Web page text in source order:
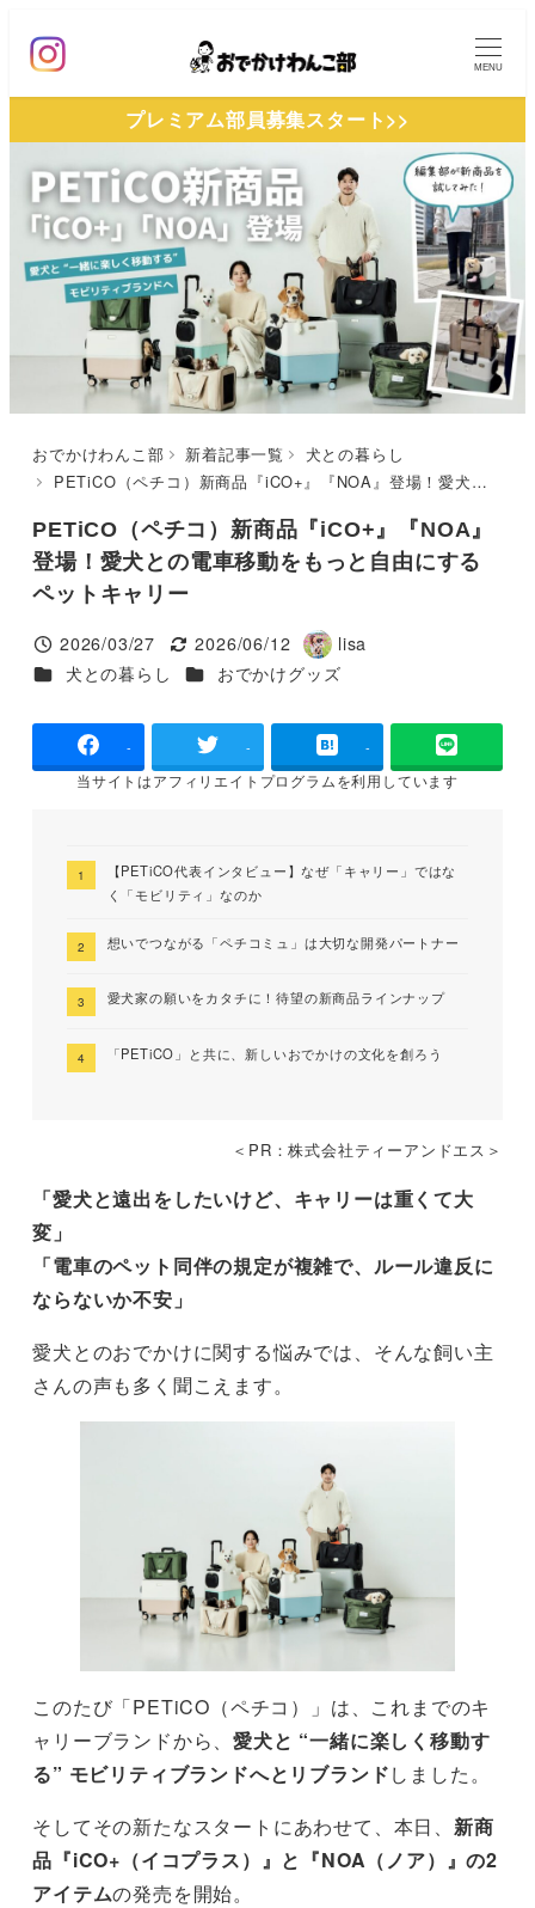
ン
ツ
動
MENU
プレミアム部員募集スタート>>
おでかけわんこ部 新着記事一覧
犬との暮らし
PETiCO（ペチコ）新商品『iCO+』『NOA』登場！愛犬との電車移動をもっと自由にするペットキャリー
PETiCO（ペチコ）新商品『iCO+』『NOA』
登場！愛犬との電車移動をもっと自由にする
ペットキャリー
投稿日
2026/03/27
更新日
2026/06/12
著
者
lisa
カテゴリー
犬との暮らし カテゴリー
おでかけグッズ
- - -
当サイトはアフィリエイトプログラムを利用しています
【PETiCO代表インタビュー】なぜ「キャリー」ではな
く「モビリティ」なのか
想いでつながる「ペチコミュ」は大切な開発パートナー
愛犬家の願いをカタチに！待望の新商品ラインナップ
「PETiCO」と共に、新しいおでかけの文化を創ろう
＜PR：株式会社ティーアンドエス＞
「愛犬と遠出をしたいけど、キャリーは重くて大
変」
「電車のペット同伴の規定が複雑で、ルール違反に
ならないか不安」
愛犬とのおでかけに関する悩みでは、そんな飼い主
さんの声も多く聞こえます。
このたび「PETiCO（ペチコ）」は、これまでのキ
ャリーブランドから、愛犬と “一緒に楽しく移動す
る” モビリティブランドへとリブランドしました。
そしてその新たなスタートにあわせて、本日、 新商
品『iCO+（イコプラス）』と『NOA（ノア）』の2
アイテムの発売を開始。